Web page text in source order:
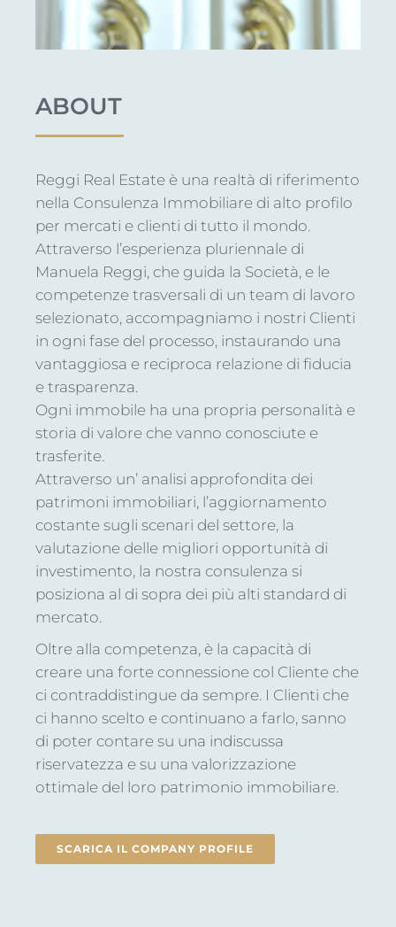
ABOUT
Reggi Real Estate è una realtà di riferimento
nella Consulenza Immobiliare di alto profilo
per mercati e clienti di tutto il mondo.
Attraverso l’esperienza pluriennale di
Manuela Reggi, che guida la Società, e le
competenze trasversali di un team di lavoro
selezionato, accompagniamo i nostri Clienti
in ogni fase del processo, instaurando una
vantaggiosa e reciproca relazione di fiducia
e trasparenza.
Ogni immobile ha una propria personalità e
storia di valore che vanno conosciute e
trasferite.
Attraverso un’ analisi approfondita dei
patrimoni immobiliari, l’aggiornamento
costante sugli scenari del settore, la
valutazione delle migliori opportunità di
investimento, la nostra consulenza si
posiziona al di sopra dei più alti standard di
mercato.
Oltre alla competenza, è la capacità di
creare una forte connessione col Cliente che
ci contraddistingue da sempre. I Clienti che
ci hanno scelto e continuano a farlo, sanno
di poter contare su una indiscussa
riservatezza e su una valorizzazione
ottimale del loro patrimonio immobiliare.
SCARICA IL COMPANY PROFILE